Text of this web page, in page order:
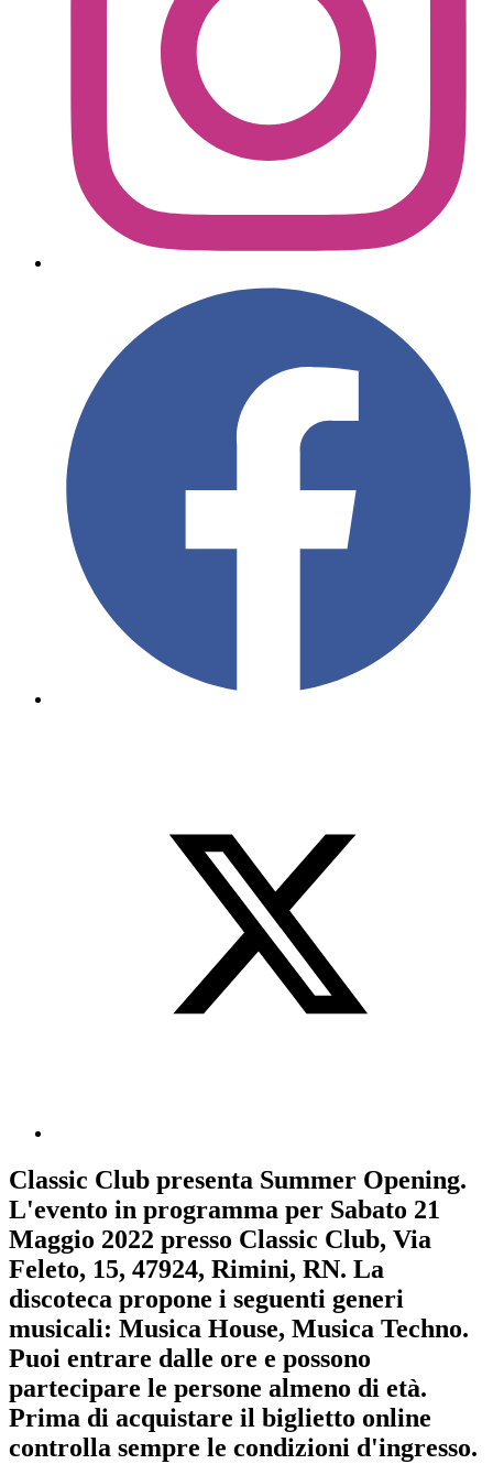
Classic Club presenta Summer Opening.
L'evento in programma per Sabato 21
Maggio 2022 presso Classic Club, Via
Feleto, 15, 47924, Rimini, RN. La
discoteca propone i seguenti generi
musicali: Musica House, Musica Techno.
Puoi entrare dalle ore e possono
partecipare le persone almeno di età.
Prima di acquistare il biglietto online
controlla sempre le condizioni d'ingresso.